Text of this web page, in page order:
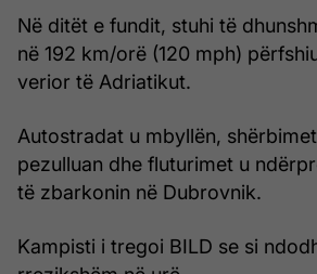
Në ditët e fundit, stuhi të
në 192 km/orë (120 mph)
verior të Adriatikut.
Autostradat u mbyllën,
pezulluan dhe fluturimet u
të zbarkonin në Dubrovnik.
Kampisti i tregoi BILD se si